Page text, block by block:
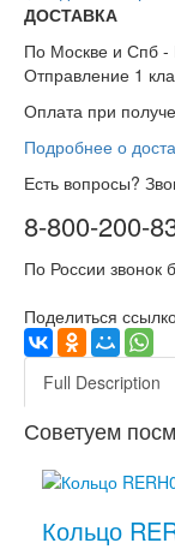
ДОСТАВКА
По Москве и Спб -
Отправление 1
Оплата при
Подробнее о
Есть вопросы?
8-800-200-
По России звонок
Поделиться
Full Description
Советуем
Кольцо